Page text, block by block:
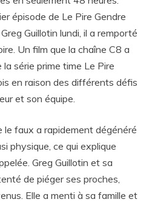
épisode de Le Pire Gendre
Guillotin lundi, il a remporté
Un film que la chaîne C8 a
série prime time Le Pire
en raison des différents défis
et son équipe.
le faux a rapidement dégénéré
physique, ce qui explique
Greg Guillotin et sa
de piéger ses proches,
Elle a menti à sa famille et